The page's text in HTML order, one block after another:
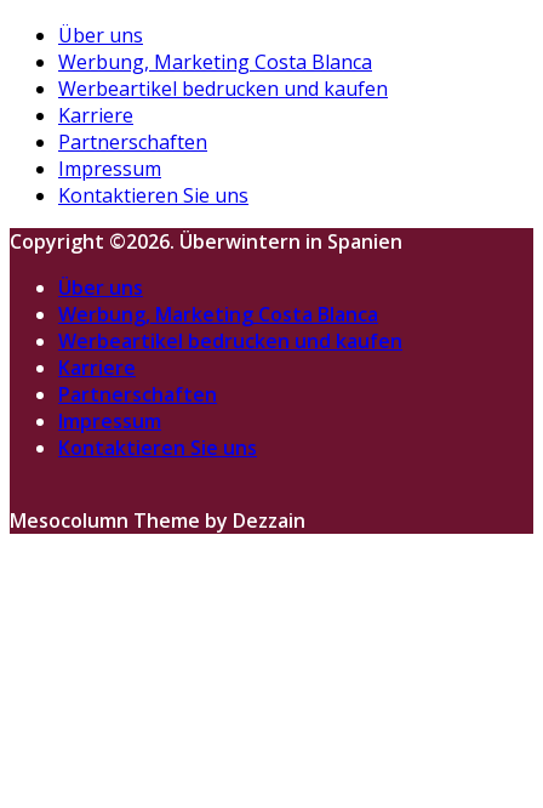
Über uns
Werbung, Marketing Costa Blanca
Werbeartikel bedrucken und kaufen
Karriere
Partnerschaften
Impressum
Kontaktieren Sie uns
Copyright ©2026. Überwintern in Spanien
Über uns
Werbung, Marketing Costa Blanca
Werbeartikel bedrucken und kaufen
Karriere
Partnerschaften
Impressum
Kontaktieren Sie uns
Mesocolumn Theme by Dezzain